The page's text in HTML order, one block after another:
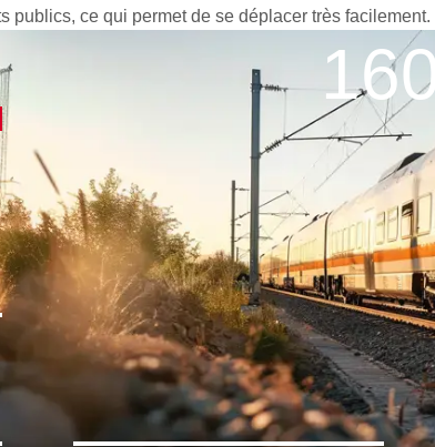
publics, ce qui permet de se déplacer très facilement.